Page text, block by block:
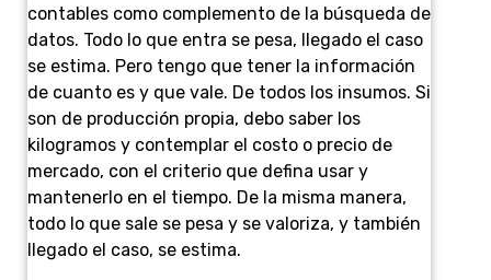
contables como complemento de la búsqueda de
datos. Todo lo que entra se pesa, llegado el caso
se estima. Pero tengo que tener la información
de cuanto es y que vale. De todos los insumos. Si
son de producción propia, debo saber los
kilogramos y contemplar el costo o precio de
mercado, con el criterio que defina usar y
mantenerlo en el tiempo. De la misma manera,
todo lo que sale se pesa y se valoriza, y también
llegado el caso, se estima.